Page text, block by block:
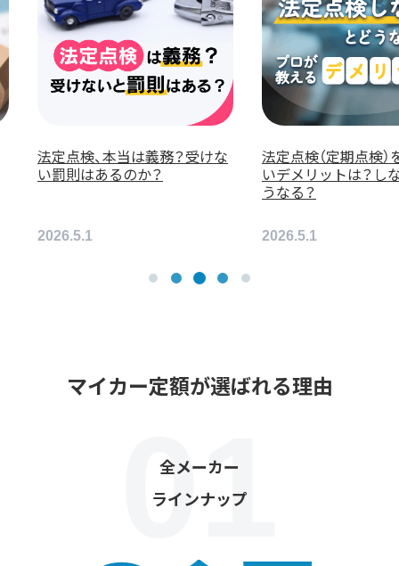
法定点検、本当は義務？受けな
い罰則はあるのか？
2026.5.1
法定点検（定期点検）
いデメリットは？し
うなる？
2026.5.1
マイカー定額が選ばれる理由
全メーカー
ラインナップ